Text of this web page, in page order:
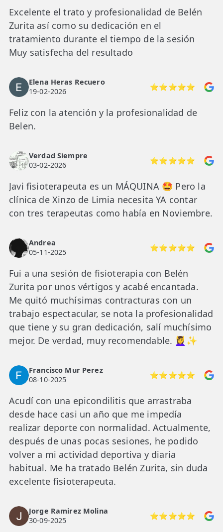
Excelente el trato y profesionalidad de Belén
Zurita así como su dedicación en el
tratamiento durante el tiempo de la sesión
Muy satisfecha del resultado
Elena Heras Recuero
19-02-2026
⭐⭐⭐⭐⭐
Feliz con la atención y la profesionalidad de
Belen.
Verdad Siempre
03-02-2026
⭐⭐⭐⭐⭐
Javi fisioterapeuta es un MÁQUINA 🤩 Pero la
clínica de Xinzo de Limia necesita YA contar
con tres terapeutas como había en Noviembre.
Andrea
05-11-2025
⭐⭐⭐⭐⭐
Fui a una sesión de fisioterapia con Belén
Zurita por unos vértigos y acabé encantada.
Me quitó muchísimas contracturas con un
trabajo espectacular, se nota la profesionalidad
que tiene y su gran dedicación, salí muchísimo
mejor. De verdad, muy recomendable. 💆‍♀️✨
Francisco Mur Perez
08-10-2025
⭐⭐⭐⭐⭐
Acudí con una epicondilitis que arrastraba
desde hace casi un año que me impedía
realizar deporte con normalidad. Actualmente,
después de unas pocas sesiones, he podido
volver a mi actividad deportiva y diaria
habitual. Me ha tratado Belén Zurita, sin duda
excelente fisioterapeuta.
Jorge Ramirez Molina
30-09-2025
⭐⭐⭐⭐⭐